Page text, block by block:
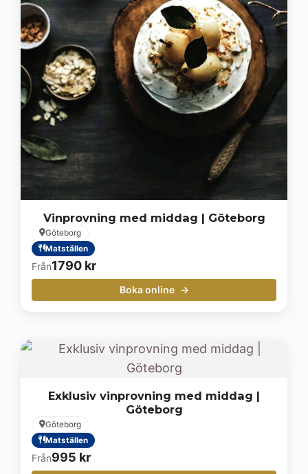
Vinprovning med middag | Göteborg
Göteborg
Matställen
Från1790 kr
Boka online
Exklusiv vinprovning med middag |
Göteborg
Göteborg
Matställen
Från995 kr